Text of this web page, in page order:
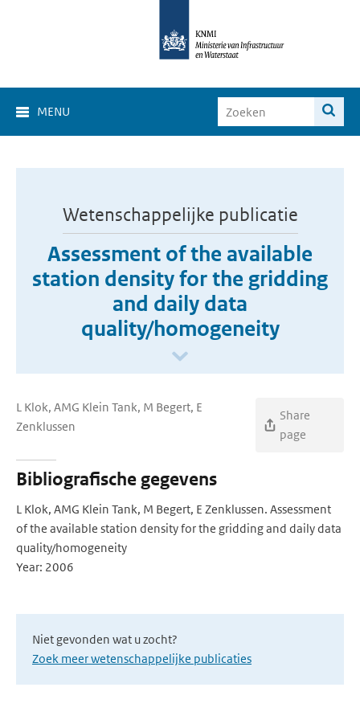
MENU
Wetenschappelijke publicatie
Assessment of the available
station density for the gridding
and daily data
quality/homogeneity
L Klok, AMG Klein Tank, M Begert, E
Zenklussen
Share
page
Bibliografische gegevens
L Klok, AMG Klein Tank, M Begert, E Zenklussen. Assessment
of the available station density for the gridding and daily data
quality/homogeneity
Year: 2006
Niet gevonden wat u zocht?
Zoek meer wetenschappelijke publicaties